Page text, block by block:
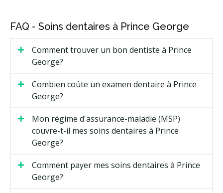
FAQ - Soins dentaires à Prince George
Comment trouver un bon dentiste à Prince
George?
Combien coûte un examen dentaire à Prince
George?
Mon régime d'assurance-maladie (MSP)
couvre-t-il mes soins dentaires à Prince
George?
Comment payer mes soins dentaires à Prince
George?